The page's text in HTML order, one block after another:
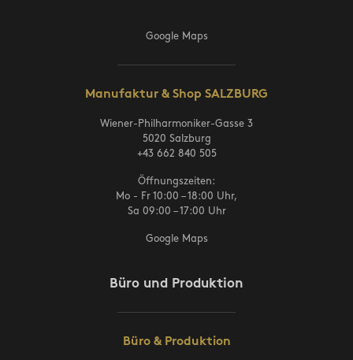
Google Maps
Manufaktur & Shop SALZBURG
Wiener-Philharmoniker-Gasse 3
5020 Salzburg
+43 662 840 505
Öffnungszeiten:
Mo - Fr 10:00 – 18:00 Uhr,
Sa 09:00 – 17:00 Uhr
Google Maps
Büro und Produktion
Büro & Produktion